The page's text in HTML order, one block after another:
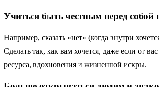
Учиться быть честным перед собой
Например, сказать «нет» (когда внутри
Сделать так, как вам хочется, даже если от
ресурса, вдохновения и жизненной искры.